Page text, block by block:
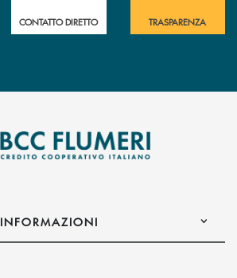
CONTATTO DIRETTO TRASPARENZA
INFORMAZIONI